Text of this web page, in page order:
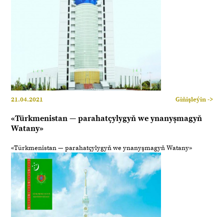
21.04.2021 Giňişleýin ->
«Türkmenistan — parahatçylygyň we ynanyşmagyň
Watany»
«Türkmenistan — parahatçylygyň we ynanyşmagyň Watany»